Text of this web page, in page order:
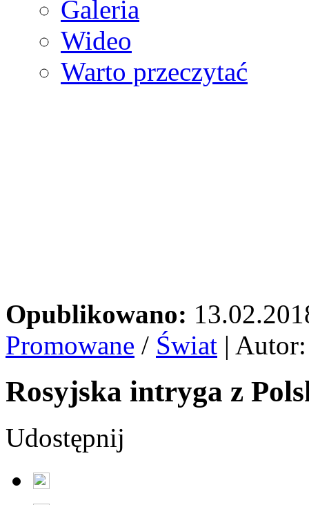
Galeria
Wideo
Warto przeczytać
Opublikowano:
Promowane / Świat |
Rosyjska intryga z
Udostępnij